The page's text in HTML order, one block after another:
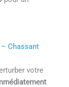
– Chassant
votre